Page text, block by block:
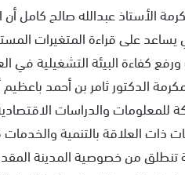
الأستاذ عبدالله صالح كامل
يساعد على قراءة المتغيرات
كفاءة البيئة التشغيلية في
الدكتور ثامر بن أحمد
للمعلومات والدراسات
ذات العلاقة بالتنمية
تنطلق من خصوصية المدينة